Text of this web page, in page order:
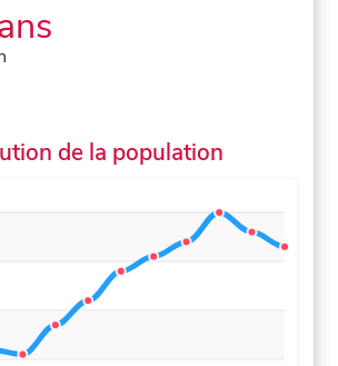
de la population